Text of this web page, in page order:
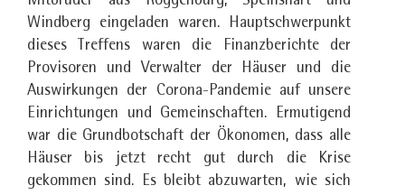
Windberg eingeladen waren. Hauptschwerpunkt
dieses Treffens waren die Finanzberichte der
Provisoren und Verwalter der Häuser und die
Auswirkungen der Corona-Pandemie auf unsere
Einrichtungen und Gemeinschaften. Ermutigend
war die Grundbotschaft der Ökonomen, dass alle
Häuser bis jetzt recht gut durch die Krise
gekommen sind. Es bleibt abzuwarten, wie sich